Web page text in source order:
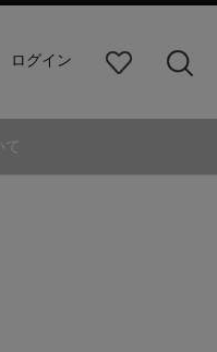
ログイン
り
ダ
て